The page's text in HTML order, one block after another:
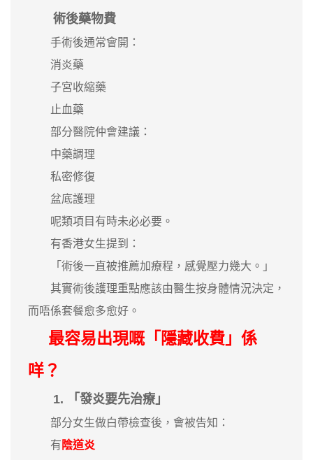
術後藥物費
手術後通常會開：
消炎藥
子宮收縮藥
止血藥
部分醫院仲會建議：
中藥調理
私密修復
盆底護理
呢類項目有時未必必要。
有香港女生提到：
「術後一直被推薦加療程，感覺壓力幾大。」
其實術後護理重點應該由醫生按身體情況決定，
而唔係套餐愈多愈好。
最容易出現嘅「隱藏收費」係
咩？
1. 「發炎要先治療」
部分女生做白帶檢查後，會被告知：
有 陰道炎